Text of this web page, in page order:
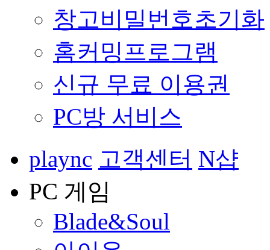
창고비밀번호초기화
홈커밍프로그램
신규 무료 이용권
PC방 서비스
plaync 고객센터 N샵
PC 게임
Blade&Soul